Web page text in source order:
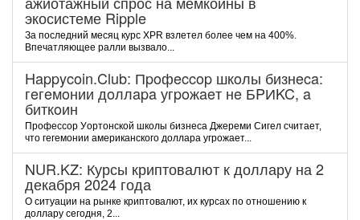
экосистеме Ripple
За последний месяц курс XPR взлетел более чем на 400%.
Впечатляющее ралли вызвало...
Happycoin.Club: Пpoфeccop шкoлы бизнeca:
гeгeмoнии дoллapa угpoжaeт нe БPИKC, a
биткoин
Пpoфeccop Уopтoнcкoй шкoлы бизнeca Джepeми Cигeл cчитaeт,
чтo гeгeмoнии aмepикaнcкoгo дoллapa угpoжaeт...
NUR.KZ: Курсы криптовалют к доллару на 2
декабря 2024 года
О ситуации на рынке криптовалют, их курсах по отношению к
доллару сегодня, 2...